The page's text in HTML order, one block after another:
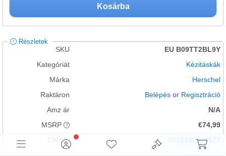
Kosárba
Részletek
SKU
EU B09TT2BL9Y
Kategóriát
Kézitáskák
Márka
Herschel
Raktáron
Belépés or Regisztráció
Amz ár
N/A
MSRP
€74,99
EAN
0828432544677